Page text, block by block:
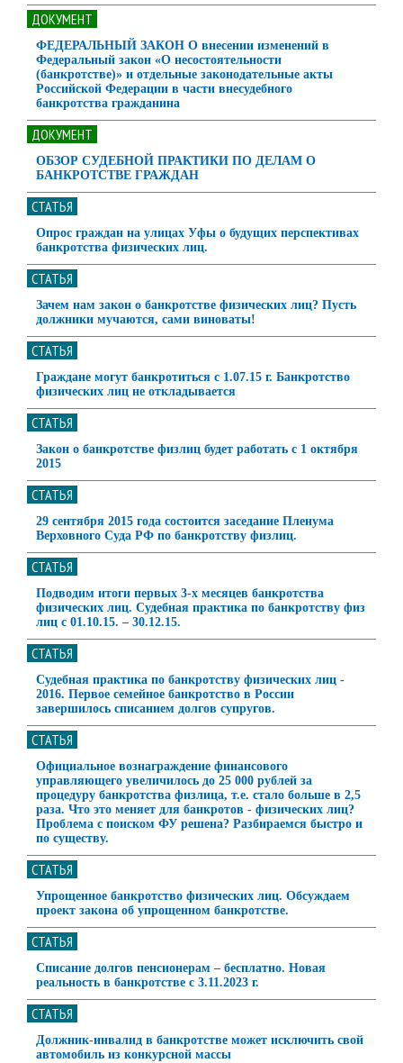
ДОКУМЕНТ
ФЕДЕРАЛЬНЫЙ ЗАКОН О внесении изменений в
Федеральный закон «О несостоятельности
(банкротстве)» и отдельные законодательные акты
Российской Федерации в части внесудебного
банкротства гражданина
ДОКУМЕНТ
ОБЗОР СУДЕБНОЙ ПРАКТИКИ ПО ДЕЛАМ О
БАНКРОТСТВЕ ГРАЖДАН
СТАТЬЯ
Опрос граждан на улицах Уфы о будущих перспективах
банкротства физических лиц.
СТАТЬЯ
Зачем нам закон о банкротстве физических лиц? Пусть
должники мучаются, сами виноваты!
СТАТЬЯ
Граждане могут банкротиться с 1.07.15 г. Банкротство
физических лиц не откладывается
СТАТЬЯ
Закон о банкротстве физлиц будет работать с 1 октября
2015
СТАТЬЯ
29 сентября 2015 года состоится заседание Пленума
Верховного Суда РФ по банкротству физлиц.
СТАТЬЯ
Подводим итоги первых 3-х месяцев банкротства
физических лиц. Судебная практика по банкротству физ
лиц с 01.10.15. – 30.12.15.
СТАТЬЯ
Судебная практика по банкротству физических лиц -
2016. Первое семейное банкротство в России
завершилось списанием долгов супругов.
СТАТЬЯ
Официальное вознаграждение финансового
управляющего увеличилось до 25 000 рублей за
процедуру банкротства физлица, т.е. стало больше в 2,5
раза. Что это меняет для банкротов - физических лиц?
Проблема с поиском ФУ решена? Разбираемся быстро и
по существу.
СТАТЬЯ
Упрощенное банкротство физических лиц. Обсуждаем
проект закона об упрощенном банкротстве.
СТАТЬЯ
​Списание долгов пенсионерам – бесплатно. Новая
реальность в банкротстве с 3.11.2023 г.
СТАТЬЯ
Должник-инвалид в банкротстве может исключить свой
автомобиль из конкурсной массы